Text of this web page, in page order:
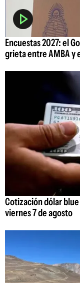
Encuestas 2027: el
grieta entre AMBA y
Cotización dólar blue
viernes 7 de agosto